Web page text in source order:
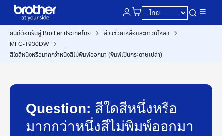
ยินดีต้อนรับสู่ Brother ประเทศไทย
ส่วนช่วยเหลือและดาวน์โหลด
MFC-T930DW
สีใดสีหนึ่งหรือมากกว่าหนึ่งสีไม่พิมพ์ออกมา (พิมพ์เป็นกระดาษเปล่า)
Question: สีใดสีหนึ่งหรือ
มากกว่าหนึ่งสีไม่พิมพ์ออกมา